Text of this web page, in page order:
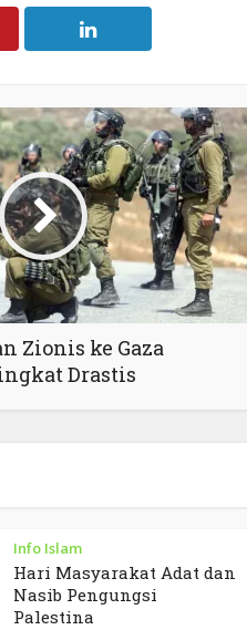
Zionis ke Gaza
Drastis
Info Islam
Hari Masyarakat Adat dan
Nasib Pengungsi
Palestina